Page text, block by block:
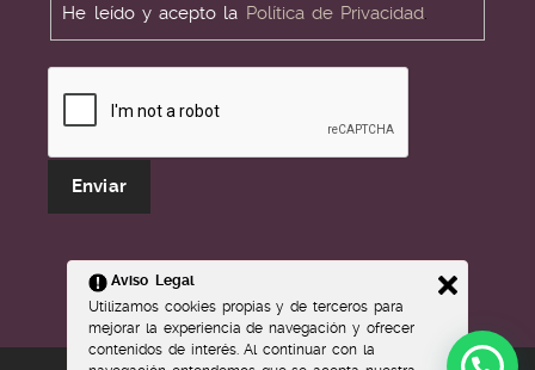
He leído y acepto la Política de Privacidad.
Verificación reCAPTCHA
Aviso Legal
Utilizamos cookies propias y de terceros para
mejorar la experiencia de navegación y ofrecer
contenidos de interés. Al continuar con la